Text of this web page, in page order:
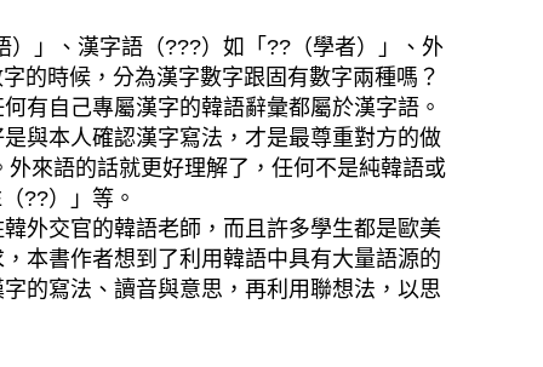
」、漢字語（???）如「??（學者）」、外
的時候，分為漢字數字跟固有數字兩種嗎？
有自己專屬漢字的韓語辭彙都屬於漢字語。
與本人確認漢字寫法，才是最尊重對方的做
來語的話就更好理解了，任何不是純韓語或
??）」等。
外交官的韓語老師，而且許多學生都是歐美
本書作者想到了利用韓語中具有大量語源的
的寫法、讀音與意思，再利用聯想法，以思